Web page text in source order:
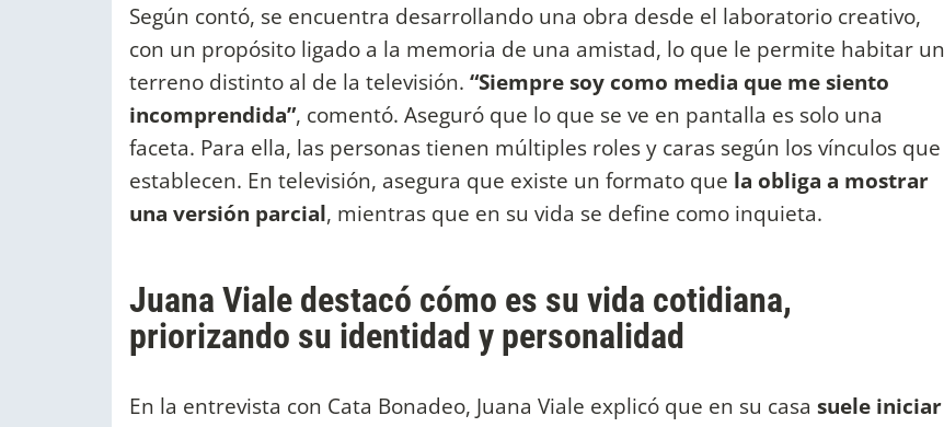
Según contó, se encuentra desarrollando una obra desde el laboratorio creativo,
con un propósito ligado a la memoria de una amistad, lo que le permite habitar un
terreno distinto al de la televisión. “Siempre soy como media que me siento
incomprendida”, comentó. Aseguró que lo que se ve en pantalla es solo una
faceta. Para ella, las personas tienen múltiples roles y caras según los vínculos que
establecen. En televisión, asegura que existe un formato que la obliga a mostrar
una versión parcial, mientras que en su vida se define como inquieta.
Juana Viale destacó cómo es su vida cotidiana,
priorizando su identidad y personalidad
En la entrevista con Cata Bonadeo, Juana Viale explicó que en su casa suele iniciar